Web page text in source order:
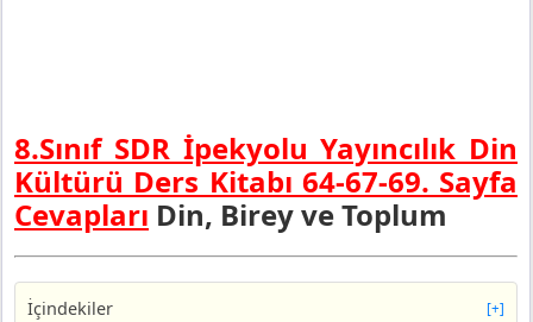
8.Sınıf SDR İpekyolu Yayıncılık Din
Kültürü Ders Kitabı 64-67-69. Sayfa
Cevapları Din, Birey ve Toplum
İçindekiler [+]